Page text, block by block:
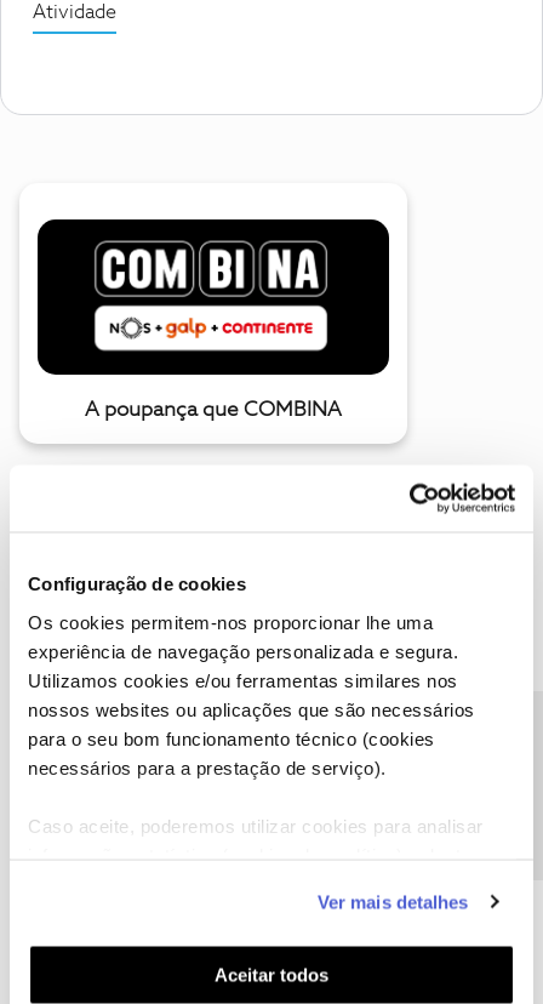
Configuração de cookies
Os cookies permitem-nos proporcionar lhe uma
experiência de navegação personalizada e segura.
Utilizamos cookies e/ou ferramentas similares nos
nossos websites ou aplicações que são necessários
para o seu bom funcionamento técnico (cookies
necessários para a prestação de serviço).
Caso aceite, poderemos utilizar cookies para analisar
funcionalidades (cookies de personalização e
funcionalidade) e adaptar anúncios aos seus interesses
(cookies de publicidade personalizada). Pode gerir a
utilização dos cookies clicando em "Configurar
Ver mais detalhes
Aceitar todos
Atividade
A poupança que COMBINA
Descubra as novidades de julho
Hall of Fame de julho